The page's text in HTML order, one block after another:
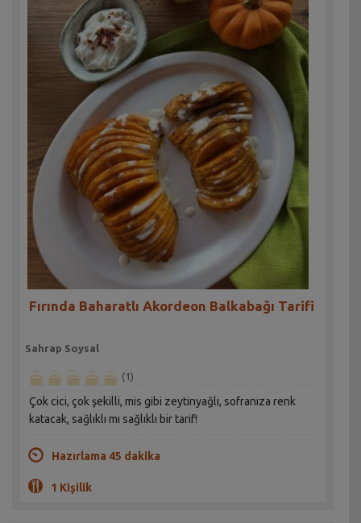
Fırında Baharatlı Akordeon Balkabağı Tarifi
Sahrap Soysal
(1)
Çok cici, çok şekilli, mis gibi zeytinyağlı, sofranıza renk
katacak, sağlıklı mı sağlıklı bir tarif!
Hazırlama 45 dakika
1 Kişilik